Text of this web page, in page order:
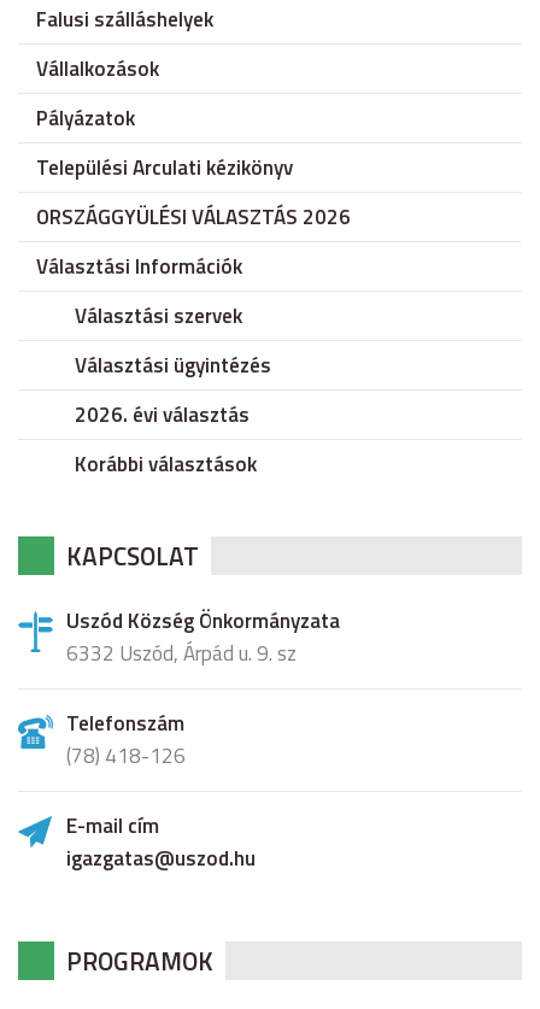
Falusi szálláshelyek
Vállalkozások
Pályázatok
Települési Arculati kézikönyv
ORSZÁGGYÜLÉSI VÁLASZTÁS 2026
Választási Információk
Választási szervek
Választási ügyintézés
2026. évi választás
Korábbi választások
KAPCSOLAT
Uszód Község Önkormányzata
6332 Uszód, Árpád u. 9. sz
Telefonszám
(78) 418-126
E-mail cím
igazgatas@uszod.hu
PROGRAMOK